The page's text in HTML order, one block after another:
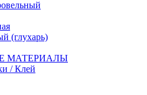
(глухарь)
МАТЕРИАЛЫ
/ Клей